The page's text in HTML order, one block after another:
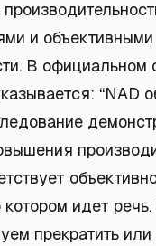
и
В официальном
“NAD
идет
прекратить или